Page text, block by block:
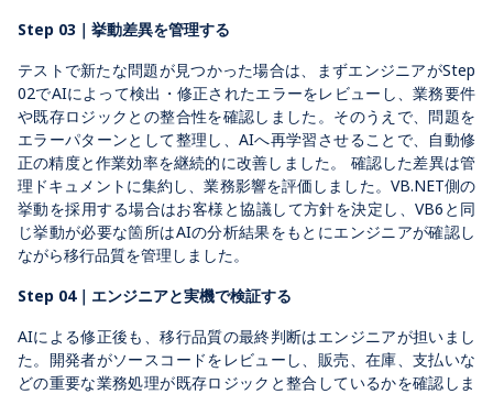
Step 03｜挙動差異を管理する
テストで新たな問題が見つかった場合は、まずエンジニアがStep
02でAIによって検出・修正されたエラーをレビューし、業務要件
や既存ロジックとの整合性を確認しました。そのうえで、問題を
エラーパターンとして整理し、AIへ再学習させることで、自動修
正の精度と作業効率を継続的に改善しました。 確認した差異は管
理ドキュメントに集約し、業務影響を評価しました。VB.NET側の
挙動を採用する場合はお客様と協議して方針を決定し、VB6と同
じ挙動が必要な箇所はAIの分析結果をもとにエンジニアが確認し
ながら移行品質を管理しました。
Step 04｜エンジニアと実機で検証する
AIによる修正後も、移行品質の最終判断はエンジニアが担いまし
た。開発者がソースコードをレビューし、販売、在庫、支払いな
どの重要な業務処理が既存ロジックと整合しているかを確認しま